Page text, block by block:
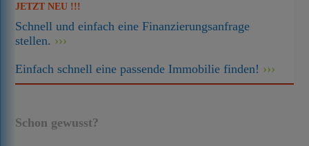
JETZT NEU !!!
Schnell und einfach eine Finanzierungsanfrage
stellen.
Einfach schnell eine passende Immobilie finden!
Schon gewusst?